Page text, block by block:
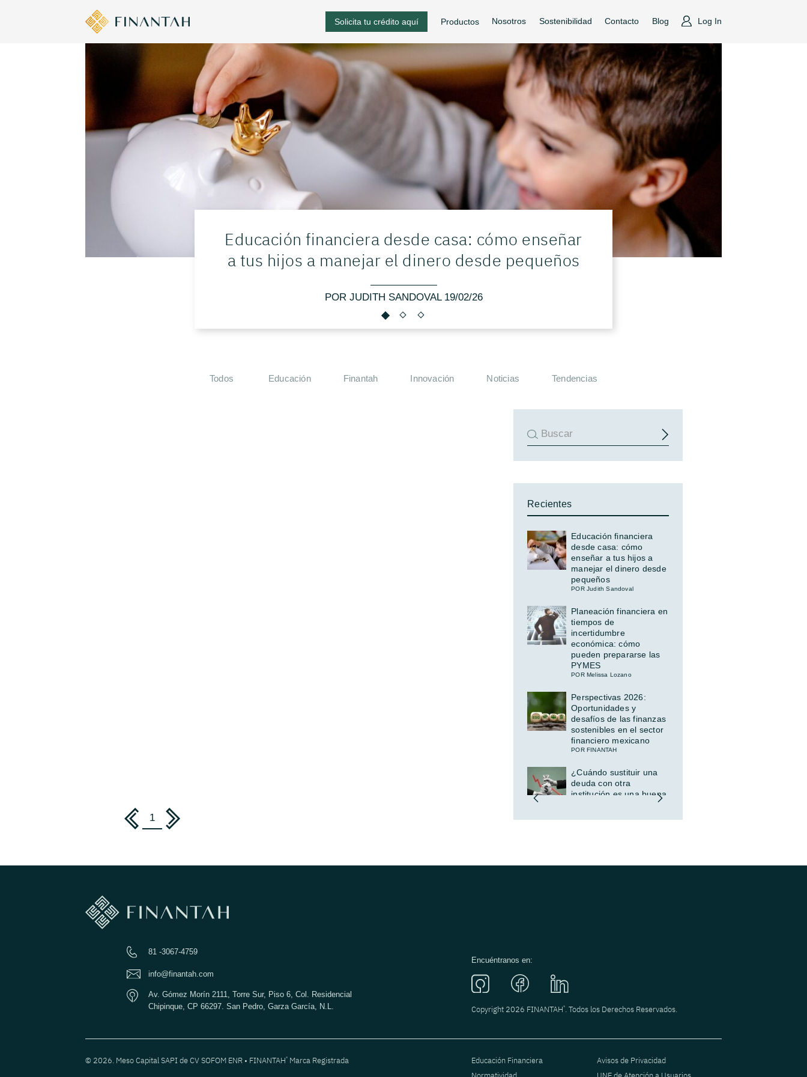
Solicita tu crédito aquí Productos Nosotros Sostenibilidad Contacto Blog Log In
Educación financiera desde casa: cómo enseñar
a tus hijos a manejar el dinero desde pequeños
POR JUDITH SANDOVAL 19/02/26
Todos Educación Finantah Innovación Noticias Tendencias
Recientes
Educación financiera
desde casa: cómo
enseñar a tus hijos a
manejar el dinero desde
pequeños
POR Judith Sandoval
Planeación financiera en
tiempos de
incertidumbre
económica: cómo
pueden prepararse las
PYMES
POR Melissa Lozano
Perspectivas 2026:
Oportunidades y
desafíos de las finanzas
sostenibles en el sector
financiero mexicano
POR FINANTAH
¿Cuándo sustituir una
deuda con otra
institución es una buena
negocio
1
81 -3067-4759
info@finantah.com
Av. Gómez Morín 2111, Torre Sur, Piso 6, Col. Residencial
Chipinque, CP 66297. San Pedro, Garza García, N.L.
Encuéntranos en:
Copyright 2026 FINANTAH®. Todos los Derechos Reservados.
© 2026. Meso Capital SAPI de CV SOFOM ENR • FINANTAH® Marca Registrada Educación Financiera
Avisos de Privacidad